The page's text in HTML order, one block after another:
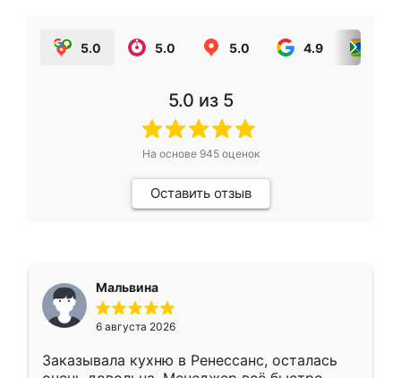
5.0 5.0 5.0 4.9
5.0 из 5
На основе 945оценок
Оставить отзыв
Мальвина
6 августа 2026
Заказывала кухню в Ренессанс, осталась